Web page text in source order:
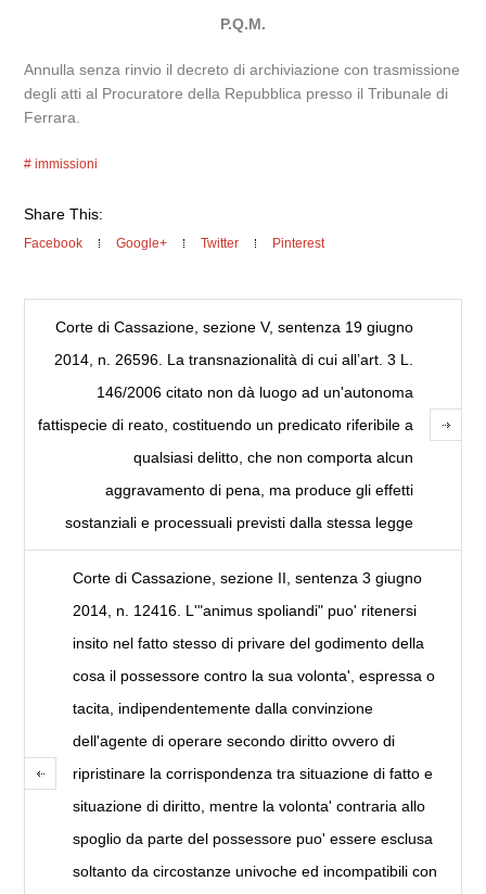
P.Q.M.
Annulla senza rinvio il decreto di archiviazione con trasmissione
degli atti al Procuratore della Repubblica presso il Tribunale di
Ferrara.
immissioni
Share This:
Facebook Google+ Twitter Pinterest
Corte di Cassazione, sezione V, sentenza 19 giugno
2014, n. 26596. La transnazionalità di cui all’art. 3 L.
146/2006 citato non dà luogo ad un'autonoma
fattispecie di reato, costituendo un predicato riferibile a
qualsiasi delitto, che non comporta alcun
aggravamento di pena, ma produce gli effetti
sostanziali e processuali previsti dalla stessa legge
Corte di Cassazione, sezione II, sentenza 3 giugno
2014, n. 12416. L'"animus spoliandi" puo' ritenersi
insito nel fatto stesso di privare del godimento della
cosa il possessore contro la sua volonta', espressa o
tacita, indipendentemente dalla convinzione
dell'agente di operare secondo diritto ovvero di
ripristinare la corrispondenza tra situazione di fatto e
situazione di diritto, mentre la volonta' contraria allo
spoglio da parte del possessore puo' essere esclusa
soltanto da circostanze univoche ed incompatibili con